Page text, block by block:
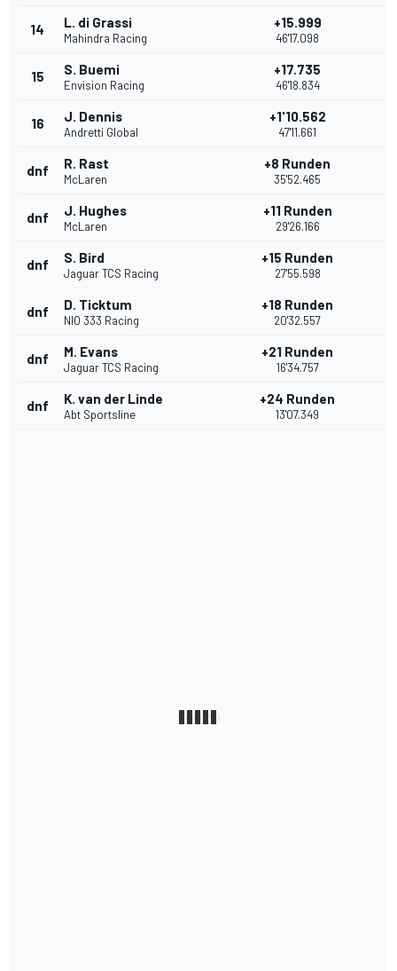
14 L. di Grassi
Mahindra Racing
+15.999
46'17.098
15 S. Buemi
Envision Racing
+17.735
46'18.834
16 J. Dennis
Andretti Global
+1'10.562
47'11.661
dnf R. Rast
McLaren
+8 Runden
35'52.465
dnf J. Hughes
McLaren
+11 Runden
29'26.166
dnf S. Bird
Jaguar TCS Racing
+15 Runden
27'55.598
dnf D. Ticktum
NIO 333 Racing
+18 Runden
20'32.557
dnf M. Evans
Jaguar TCS Racing
+21 Runden
16'34.757
dnf K. van der Linde
Abt Sportsline
+24 Runden
13'07.349